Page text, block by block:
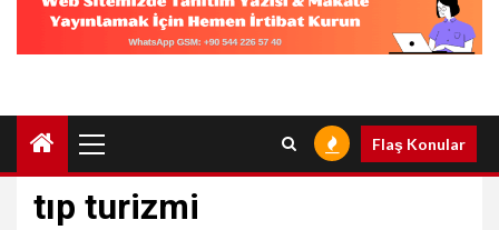
Menu
Flaş Konular
tıp turizmi